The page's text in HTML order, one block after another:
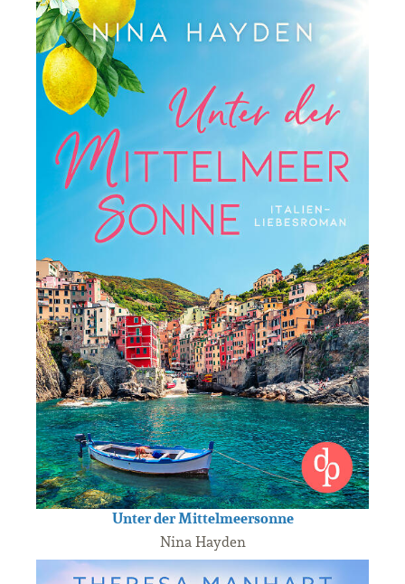
Unter der Mittelmeersonne
Nina Hayden